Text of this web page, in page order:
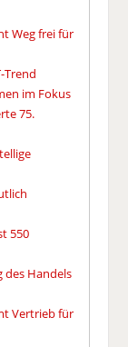
Weg frei für
Trend
im Fokus
75.
550
des Handels
Vertrieb für